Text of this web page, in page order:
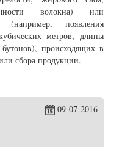
волокна) или
(например, появления
метров, длины
происходящих в
сбора продукции.
09-07-2016